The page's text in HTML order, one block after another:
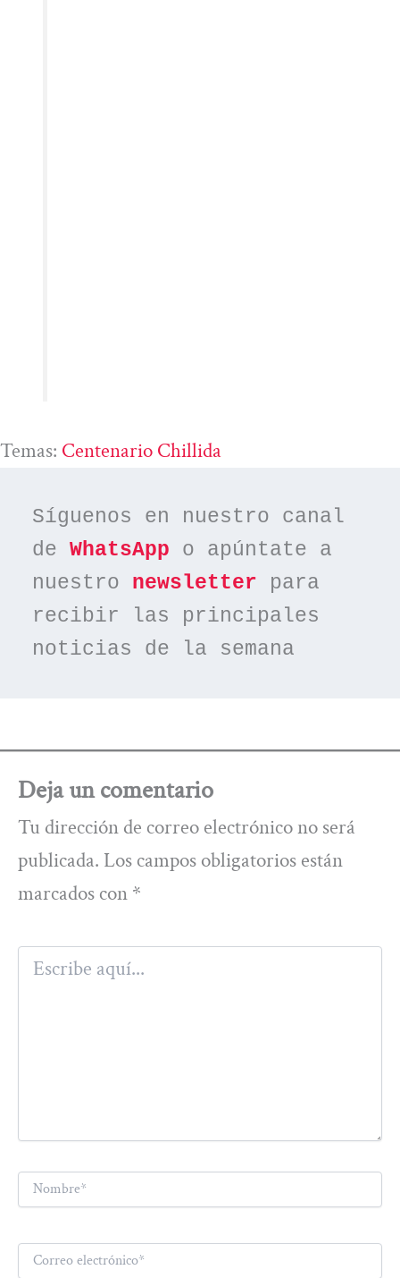
Temas: Centenario Chillida
Síguenos en nuestro canal
de WhatsApp o apúntate a
nuestro newsletter para
recibir las principales
noticias de la semana
Deja un comentario
Tu dirección de correo electrónico no será
publicada. Los campos obligatorios están
marcados con *
Escribe
aquí...
Nombre*
Correo
electrónico*